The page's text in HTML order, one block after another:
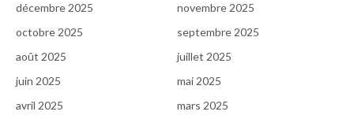
décembre 2025
novembre 2025
octobre 2025
septembre 2025
août 2025
juillet 2025
juin 2025
mai 2025
avril 2025
mars 2025